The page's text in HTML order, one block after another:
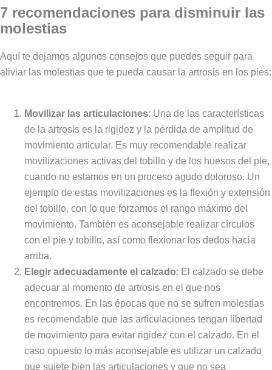
7 recomendaciones para disminuir las
molestias
Aquí te dejamos algunos consejos que puedes seguir para
aliviar las molestias que te pueda causar la artrosis en los pies:
Movilizar las articulaciones: Una de las características
de la artrosis es la rigidez y la pérdida de amplitud de
movimiento articular. Es muy recomendable realizar
movilizaciones activas del tobillo y de los huesos del pie,
cuando no estamos en un proceso agudo doloroso. Un
ejemplo de estas movilizaciones es la flexión y extensión
del tobillo, con lo que forzamos el rango máximo del
movimiento. También es aconsejable realizar círculos
con el pie y tobillo, así como flexionar los dedos hacia
arriba.
Elegir adecuadamente el calzado: El calzado se debe
adecuar al momento de artrosis en el que nos
encontremos. En las épocas que no se sufren molestias
es recomendable que las articulaciones tengan libertad
de movimiento para evitar rigidez con el calzado. En el
caso opuesto lo más aconsejable es utilizar un calzado
que sujete bien las articulaciones y que no sea